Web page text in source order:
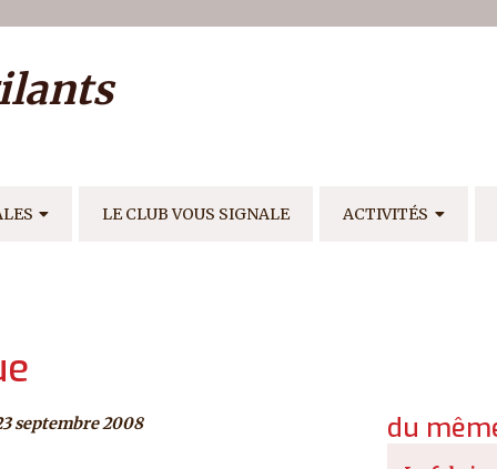
LE CLUB VOUS SIGNALE ACTIVITÉS
septembre 2008 du